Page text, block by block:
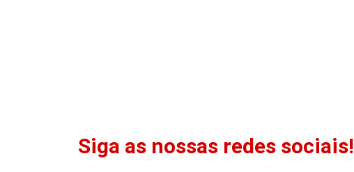
Siga as nossas redes sociais!